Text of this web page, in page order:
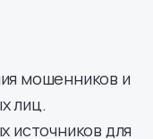
мошенников и
лиц.
источников для